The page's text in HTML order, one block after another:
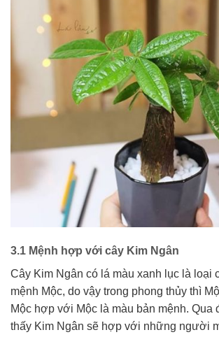
3.1 Mệnh hợp với cây Kim Ngân
Cây Kim Ngân có lá màu xanh lục là loại
mệnh Mộc, do vậy trong phong thủy thì
Mộc hợp với Mộc là màu bản mệnh. Qua
thấy Kim Ngân sẽ hợp với những người